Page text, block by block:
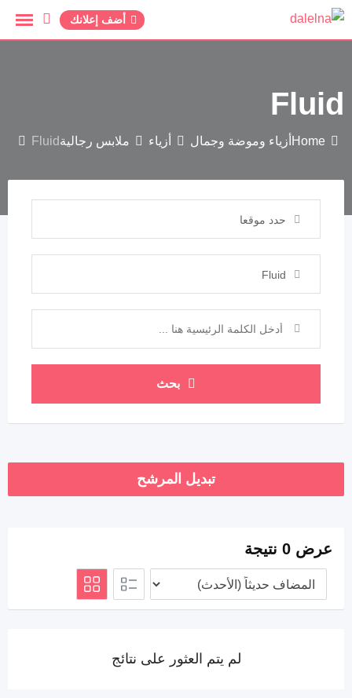
أضف إعلانك
Fluid
Home أزياء وموضة وجمال أزياء ملابس رجاليةFluid
حدد موقعا
Fluid
بحث
تبديل المرشح
عرض 0 نتيجة
لم يتم العثور على نتائج